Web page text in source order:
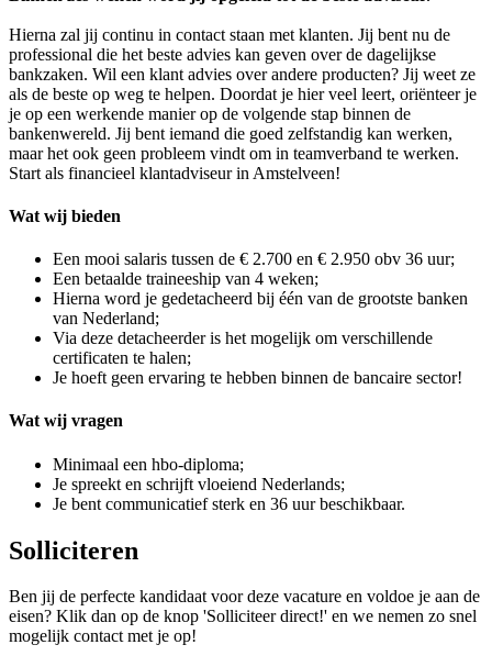
Hierna zal jij continu in contact staan met klanten. Jij bent nu de
professional die het beste advies kan geven over de dagelijkse
bankzaken. Wil een klant advies over andere producten? Jij weet ze
als de beste op weg te helpen. Doordat je hier veel leert, oriënteer je
je op een werkende manier op de volgende stap binnen de
bankenwereld. Jij bent iemand die goed zelfstandig kan werken,
maar het ook geen probleem vindt om in teamverband te werken.
Start als financieel klantadviseur in Amstelveen!
Wat wij bieden
Een mooi salaris tussen de € 2.700 en € 2.950 obv 36 uur;
Een betaalde traineeship van 4 weken;
Hierna word je gedetacheerd bij één van de grootste banken
van Nederland;
Via deze detacheerder is het mogelijk om verschillende
certificaten te halen;
Je hoeft geen ervaring te hebben binnen de bancaire sector!
Wat wij vragen
Minimaal een hbo-diploma;
Je spreekt en schrijft vloeiend Nederlands;
Je bent communicatief sterk en 36 uur beschikbaar.
Solliciteren
Ben jij de perfecte kandidaat voor deze vacature en voldoe je aan de
eisen? Klik dan op de knop 'Solliciteer direct!' en we nemen zo snel
mogelijk contact met je op!